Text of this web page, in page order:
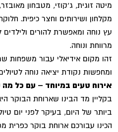
מיטה זוגית, ג'קוזי, מטבחון
מקלחון ושירותים וחצר כיפית.
עץ נוחה ומאפשרת להורים ולילדים
מרווחת ונוחה.
זהו מקום אידיאלי עבור משפחות
ומחפשות נקודת יציאה נוחה
אירוח טעים במיוחד – עם כל מה
בקליין מד הבינו שארוחת הבוקר
ביותר של היום, בעיקר לפני יום
הכינו עבורכם ארוחת בוקר כפרית